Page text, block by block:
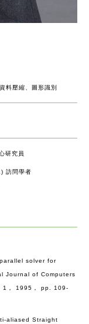
料壓縮、圖形識別
研究員
訪問學者
solver for
Journal of Computers
， 1995， pp. 109-
aliased Straight